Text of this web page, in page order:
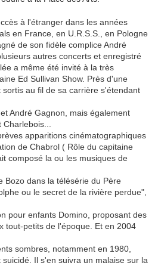
à l'étranger dans les années
en France, en U.R.S.S., en Pologne
de son fidèle complice André
autres concerts et enregistré
a même été invité à la très
Ed Sullivan Show. Près d'une
au fil de sa carrière s'étendant
André Gagnon, mais également
apparitions cinématographiques
de Chabrol ( Rôle du capitaine
composé la ou les musiques de
Bozo dans la télésérie du Père
ou le secret de la rivière perdue",
pour enfants Domino, proposant des
tout-petits de l'époque. Et en 2004
sombres, notamment en 1980,
Il s'en suivra un malaise sur la